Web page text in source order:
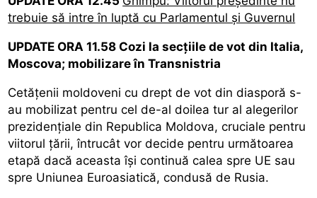
trebuie să intre în luptă cu Parlamentul și Guvernul
UPDATE ORA 11.58 Cozi la secțiile de vot din Italia,
Moscova; mobilizare în Transnistria
Cetățenii moldoveni cu drept de vot din diasporă s-
au mobilizat pentru cel de-al doilea tur al alegerilor
prezidențiale din Republica Moldova, cruciale pentru
viitorul țării, întrucât vor decide pentru următoarea
etapă dacă aceasta își continuă calea spre UE sau
spre Uniunea Euroasiatică, condusă de Rusia.